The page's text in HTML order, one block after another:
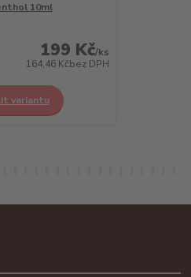
10ml
199 Kč/ks
164,46 Kčbez DPH
variantu